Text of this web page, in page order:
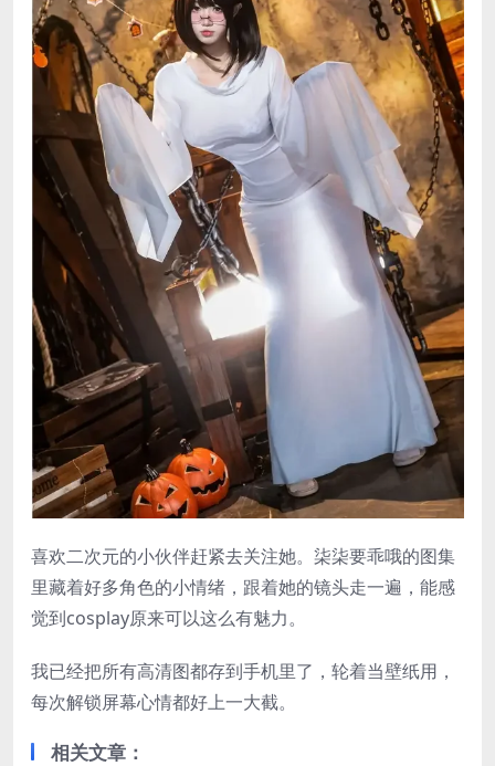
喜欢二次元的小伙伴赶紧去关注她。柒柒要乖哦的图集
里藏着好多角色的小情绪，跟着她的镜头走一遍，能感
觉到cosplay原来可以这么有魅力。
我已经把所有高清图都存到手机里了，轮着当壁纸用，
每次解锁屏幕心情都好上一大截。
相关文章：